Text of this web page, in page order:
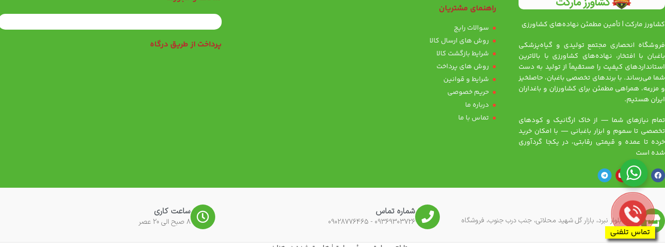
کشاورز مارکت | تأمین مطمئن نهاده‌های کشاورزی
فروشگاه انحصاری مجتمع تولیدی و گیاه‌پزشکی
باغبان با افتخار، نهاده‌های کشاورزی با بالاترین
استانداردهای کیفیت را مستقیماً از تولید به دست
شما می‌رساند. با برندهای تخصصی باغبان، حاصلخیز
و مزرعه، همراهی مطمئن برای کشاورزان و باغداران
ایران هستیم.
تمام نیازهای شما — از خاک ارگانیک و کودهای
تخصصی تا سموم و ابزار باغبانی — با امکان خرید
خرده تا عمده و قیمتی رقابتی، در یکجا گردآوری
شده است
راهنمای مشتریان
سوالات رایج
روش های ارسال کالا
شرایط بازگشت کالا
روش های پرداخت
شرایط و قوانین
حریم خصوصی
درباره ما
تماس با ما
پرداخت از طریق درگاه
آدرس
تهران، بلوار نبرد، بازار گل شهید محلاتی، جنب درب جنوب، فروشگاه
کشاورز
شماره تماس
09369303726 - 09028776465
ساعت کاری
8 صبح الی 20 عصر
تماس تلفنی